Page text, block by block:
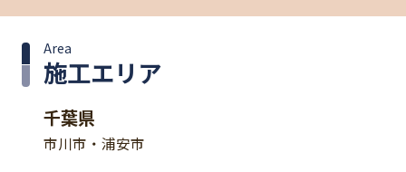
施工エリア
Area
千葉県
市川市・浦安市